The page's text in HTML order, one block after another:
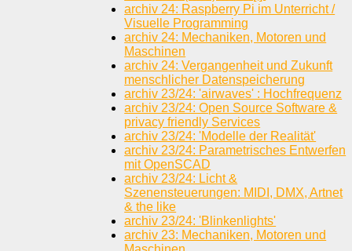
archiv 24: Raspberry Pi im Unterricht /
Visuelle Programming
archiv 24: Mechaniken, Motoren und
Maschinen
archiv 24: Vergangenheit und Zukunft
menschlicher Datenspeicherung
archiv 23/24: 'airwaves' : Hochfrequenz
archiv 23/24: Open Source Software &
privacy friendly Services
archiv 23/24: 'Modelle der Realität'
archiv 23/24: Parametrisches Entwerfen
mit OpenSCAD
archiv 23/24: Licht &
Szenensteuerungen: MIDI, DMX, Artnet
& the like
archiv 23/24: 'Blinkenlights'
archiv 23: Mechaniken, Motoren und